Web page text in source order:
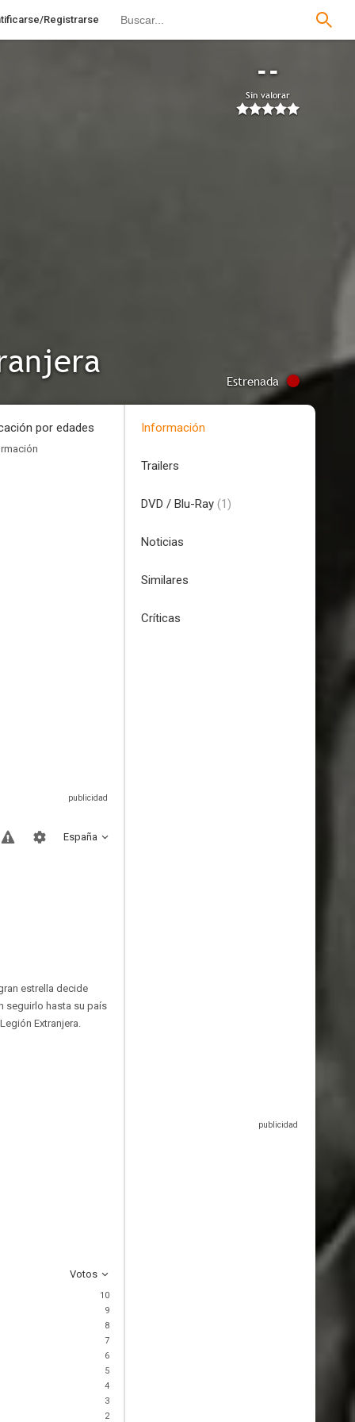
Registrarse
--
Sin valorar
Estrenada
por edades
España
estrella decide
seguirlo hasta su país
Extranjera.
Votos
10
9
8
7
6
5
4
3
2
Información
Trailers
DVD / Blu-Ray (1)
Noticias
Similares
Críticas